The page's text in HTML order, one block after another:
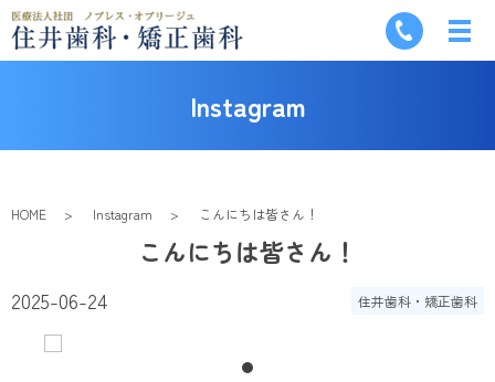
Instagram
HOME Instagram こんにちは皆さん！
こんにちは皆さん！
2025-06-24 住井歯科・矯正歯科